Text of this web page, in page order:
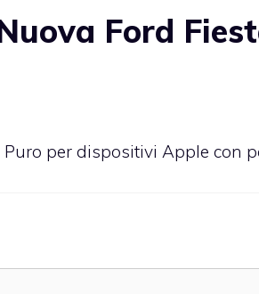
Ford
per dispositivi Apple con